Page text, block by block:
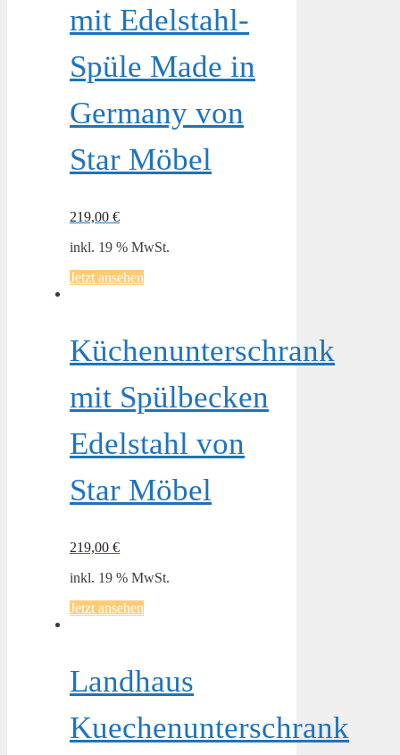
mit Edelstahl-
Spüle Made in
Germany von
Star Möbel
219,00 €
inkl. 19 % MwSt.
Jetzt ansehen
Küchenunterschrank
mit Spülbecken
Edelstahl von
Star Möbel
219,00 €
inkl. 19 % MwSt.
Jetzt ansehen
Landhaus
Kuechenunterschrank